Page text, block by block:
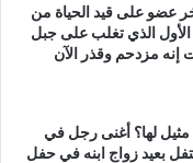
عضو على قيد الحياة من
الأول الذي تغلب على جبل
إنه مزدحم وقذر الآن
مثيل لها؟ أغنى رجل في
بعيد زواج ابنه في حفل